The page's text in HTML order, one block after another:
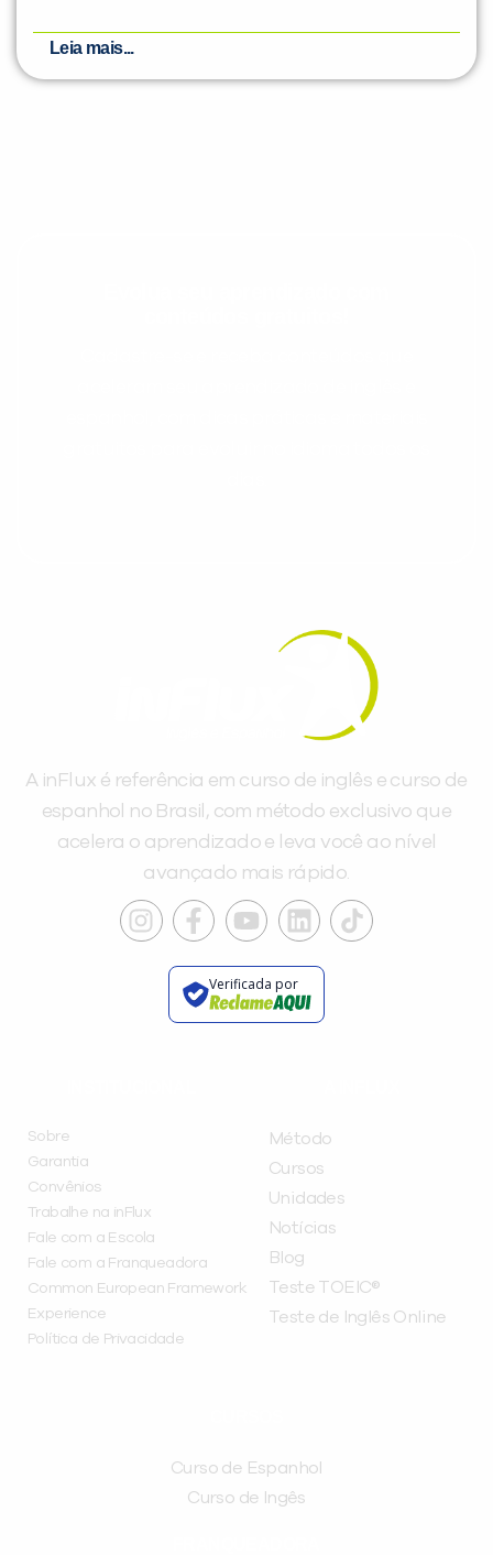
Leia mais...
A inFlux é referência em curso de inglês e curso de
espanhol no Brasil, com método exclusivo que
acelera o aprendizado e leva você ao nível
avançado mais rápido.
Verificada por
Sobre
Garantia
Convênios
Trabalhe na inFlux
Fale com a Escola
Fale com a Franqueadora
Common European Framework
Experience
Política de Privacidade
Método
Cursos
Unidades
Notícias
Blog
Teste TOEIC®
Teste de Inglês Online
Curso de Espanhol
Curso de Ingês